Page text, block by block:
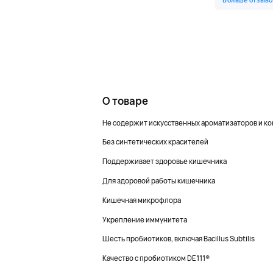
О товаре
Не содержит искусственных ароматизаторов и
Без синтетических красителей
Поддерживает здоровье кишечника
Для здоровой работы кишечника
Кишечная микрофлора
Укрепление иммунитета
Шесть пробиотиков, включая Bacillus Subtilis
Качество с пробиотиком DE111®